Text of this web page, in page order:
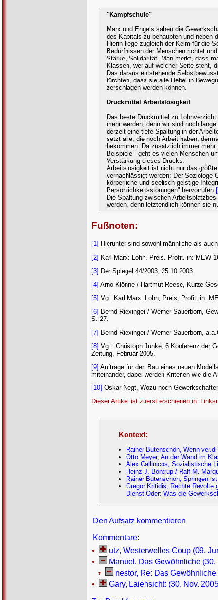
"Kampfschule"
Marx und Engels sahen die
des Kapitals zu behaupten und neben
Hierin liege zugleich der Keim für die
Bedürfnissen der Menschen richtet
Stärke, Solidarität. Man merkt, dass
Klassen, wer auf welcher Seite steht,
Das daraus entstehende
fürchten, dass sie alle Hebel in
zerschlagen werden können.
Druckmittel Arbeitslosigkeit
Das beste Druckmittel zu
mehr werden, denn wir sind noch
derzeit eine tiefe Spaltung in der
setzt alle, die noch Arbeit haben,
bekommen. Da zusätzlich immer
Beispiele - geht es vielen Menschen
Verstärkung dieses Drucks.
Arbeitslosigkeit ist nicht nur das
vernachlässigt werden: Der Soziologe
körperliche und seelisch-geistige
Persönlichkeitsstörungen" hervorrufen.
Die Spaltung zwischen
werden, denn letztendlich können sie
Fußnoten:
[1] Hierunter sind sowohl männliche als
[2] Karl Marx: Lohn, Preis, Profit, in: MEW
[3] Der Spiegel 44/2003, 25.10.2003.
[4] Arno Klönne / Hartmut Reese, Kurze
[5] Vgl. Karl Marx: Lohn, Preis, Profit, in:
[6] Bernd Riexinger / Werner Sauerborn,
S. 27.
[7] Bernd Riexinger / Werner Sauerborn,
[8] Vgl.: Christoph Jünke, 6.Konferenz der
Zeitung, Februar 2005.
[9] Aufträge für den Bau eines neuen
miteinander, dabei werden Kriterien wie die
[10] Oskar Negt, Wozu noch
Dieser Artikel ist zuerst erschienen in:
Kontext:
Rainer Butenschön, Wenn
Otto Meyer, An der Wand im
Alex Callinicos, Sozialistische
Heinz-J. Bontrup / Ralf-M.
Rainer Butenschön, Springen
Gregor Kritidis, Rechte Revolte
Dienst Oder: Was die
Den Aufsatz kommentieren
Kommentare:
utz, Westerwelles Coup (09.
Manuel, Das Gewöhnliche (30.
nestor, Re: Das
Gary, Laiensicht: (30. Nov.